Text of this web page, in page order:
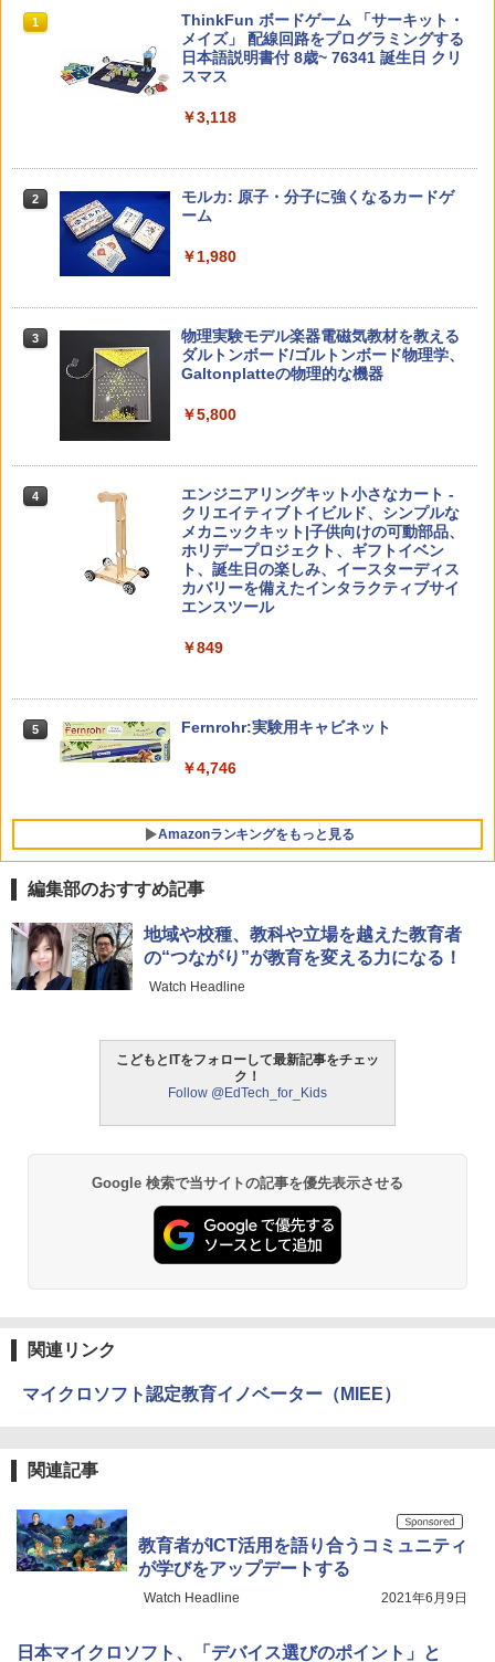
1 教育者のためのコーチング入門
￥2,530
￥-
3
カウンセリングとは何か 変化するという
こと (講談社現代新書 2787)
4 子どもが変わる魔法の言葉
￥2,200
ゼロからわかる！ みるみる図形に強く
￥1,430
1
Amazon Fire HD 10 キッズモデル (10イ
ンチ) ピンク 対象年齢3歳から 数千点の
キッズコンテンツが1年間使い放題
何回も書ける! れんしゅうボード ひらが
な・カタカナ・すうじ・ABC 3歳以上 知
【くもん出版公式特別セット】くもん出
版(KUMON PUBLISHING) くもんの日本
知育玩具 おもちゃ 5歳以上 KUMON PN-
￥4,046
くもん出版(KUMON PUBLISHING) ロジ
カル国旗パズル 知育玩具 おもちゃ 4歳以
上 KUMON LK-10
チ) ディズニー スティッチ エディション
ンツが1年間使い放題
1
タッチペンで音が聞ける!はじめてずかん
1000 英語つき ([バラエティ])
￥5,478
2
中学英語をもう一度ひとつひとつわかり
￥2,750
￥4,290
戦！編
￥1,320
ット図鑑 (サンクチュアリ出版)
1
ThinkFun ボードゲーム 「サーキット・
メイズ」 配線回路をプログラミングする
日本語説明書付 8歳~ 76341 誕生日 クリ
スマス
￥3,118
2
モルカ: 原子・分子に強くなるカードゲ
ーム
￥1,980
3
物理実験モデル楽器電磁気教材を教える
ダルトンボード/ゴルトンボード物理学、
Galtonplatteの物理的な機器
￥5,800
4
エンジニアリングキット小さなカート -
クリエイティブトイビルド、シンプルな
メカニックキット|子供向けの可動部品、
ホリデープロジェクト、ギフトイベン
ト、誕生日の楽しみ、イースターディス
カバリーを備えたインタラクティブサイ
エンスツール
￥849
5 Fernrohr:実験用キャビネット
￥4,746
Amazonランキングをもっと見る
編集部のおすすめ記事
地域や校種、教科や立場を越えた教育者
の“つながり”が教育を変える力になる！
Watch Headline
こどもとITをフォローして最新記事をチェッ
ク！
Follow @EdTech_for_Kids
Google 検索で当サイトの記事を優先表示させる
関連リンク
マイクロソフト認定教育イノベーター（MIEE）
関連記事
教育者がICT活用を語り合うコミュニティ
が学びをアップデートする
Watch Headline 2021年6月9日
日本マイクロソフト、「デバイス選びのポイント」と